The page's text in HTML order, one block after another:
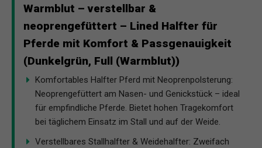
Warmblut – verstellbar &
neoprengefüttert – Lined Halfter für
Pferde mit Komfort & Passgenauigkeit
(Dunkelgrün, Full (Warmblut))
Komfortables Halfter Pferd mit Neoprenpolsterung:
Neoprengefüttert am Nasen- und Genickstück – ideal
für empfindliche Pferde. Bietet hohen Tragekomfort
bei täglichem Einsatz im Stall und auf der Weide.
Verstellbares Stallhalfter & Weidehalfter: Zweifach